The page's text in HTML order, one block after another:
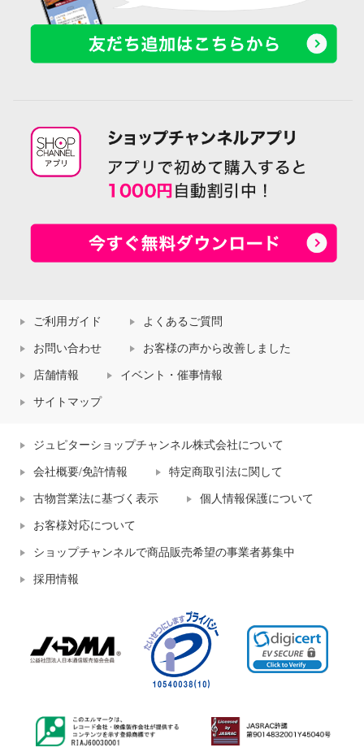
ご利用ガイド よくあるご質問
お問い合わせ お客様の声から改善しました
店舗情報 イベント・催事情報
サイトマップ
ジュピターショップチャンネル株式会社について
会社概要/免許情報 特定商取引法に関して
古物営業法に基づく表示 個人情報保護について
お客様対応について
ショップチャンネルで商品販売希望の事業者募集中
採用情報